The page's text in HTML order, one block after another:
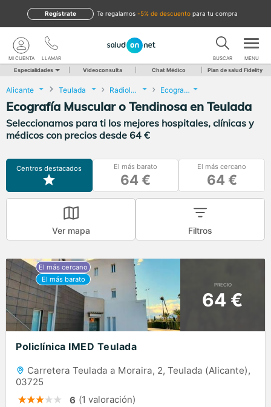
te regalamos -5% de descuento para tu compra
Regístrate
LLAMAR
MI CUENTA BUSCAR MENU
Especialidades Videoconsulta Chat Médico Plan de salud Fidelity
Alicante Teulada Radiología Ecografía Muscular o Tendinosa
Ecografía Muscular o Tendinosa en Teulada
Seleccionamos para ti los mejores hospitales, clínicas y
médicos con precios desde 64 €
Centros destacados El más barato
64 €
El más cercano
64 €
Ver mapa Filtros
PRECIO
64 €
Policlínica IMED Teulada
Carretera Teulada a Moraira, 2, Teulada (Alicante),
03725
6 (1 valoración)